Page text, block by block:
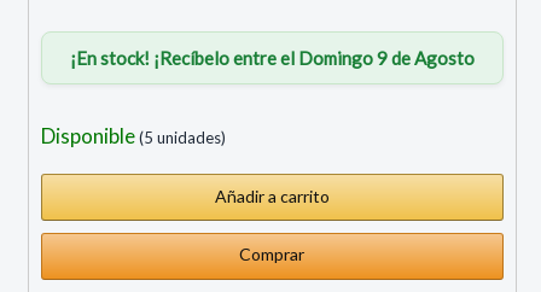
¡En stock! ¡Recíbelo entre el Domingo 9 de Agosto
Disponible(5 unidades)
Comprar